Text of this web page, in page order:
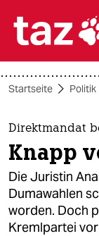

themen
politik
öko
gesellschaft
Startseite Politik
Direktmandat
Knapp
Die Juristin
Dumawahlen
worden. Doch
Kremlpartei